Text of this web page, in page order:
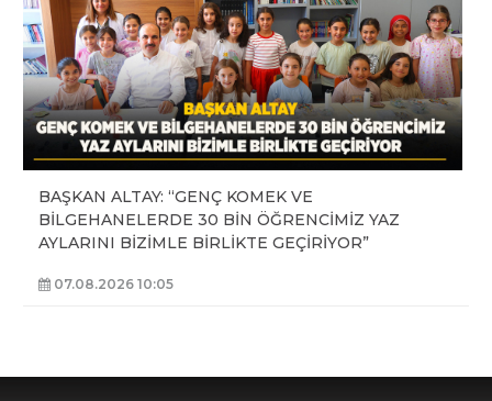
BAŞKAN ALTAY: “GENÇ KOMEK VE
BİLGEHANELERDE 30 BİN ÖĞRENCİMİZ YAZ
AYLARINI BİZİMLE BİRLİKTE GEÇİRİYOR”
07.08.2026 10:05